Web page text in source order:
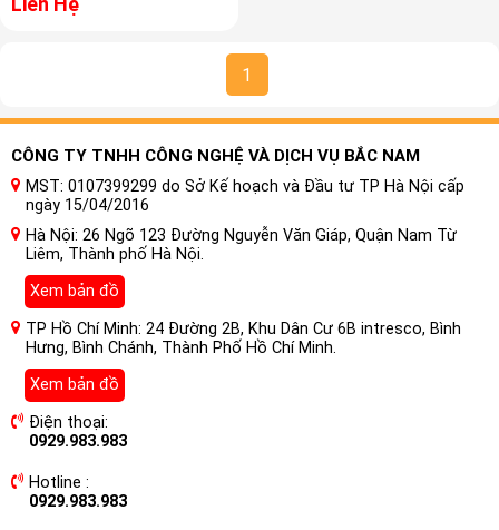
1
CÔNG TY TNHH CÔNG NGHỆ VÀ DỊCH VỤ BẮC NAM
MST: 0107399299 do Sở Kế hoạch và Đầu tư TP Hà Nội cấp
ngày 15/04/2016
Hà Nội: 26 Ngõ 123 Đường Nguyễn Văn Giáp, Quận Nam Từ
Liêm, Thành phố Hà Nội.
Xem bản đồ
TP Hồ Chí Minh: 24 Đường 2B, Khu Dân Cư 6B intresco, Bình
Hưng, Bình Chánh, Thành Phố Hồ Chí Minh.
Xem bản đồ
Điện thoại:
0929.983.983
Hotline :
0929.983.983